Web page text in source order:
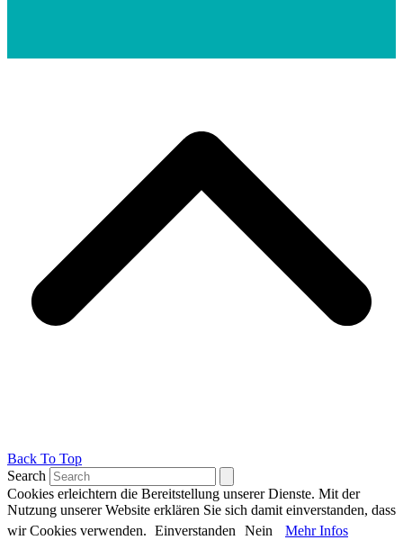
Back To Top
Search
Cookies erleichtern die Bereitstellung unserer Dienste. Mit der
Nutzung unserer Website erklären Sie sich damit einverstanden, dass
wir Cookies verwenden. Einverstanden Nein Mehr Infos